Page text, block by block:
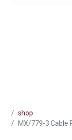
shop
MX/779-3 Cable